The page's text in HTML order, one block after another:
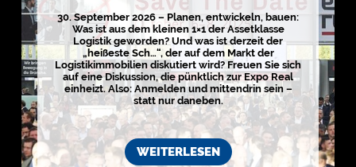
g
i
s
t
i
k
r
e
g
i
o
n
e
n
30. September 2026 – Planen, entwickeln, bauen:
Was ist aus dem kleinen 1×1 der Assetklasse
Logistik geworden? Und was ist derzeit der
„heißeste Sch…“, der auf dem Markt der
Logistikimmobilien diskutiert wird? Freuen Sie sich
auf eine Diskussion, die pünktlich zur Expo Real
einheizt. Also: Anmelden und mittendrin sein –
statt nur daneben.
WEITERLESEN